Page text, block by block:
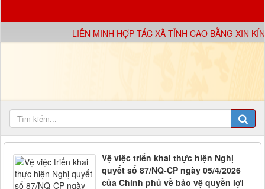
LIÊN MINH HỢP TÁC XÃ TỈNH CAO BẰNG XIN
Vệ việc triển khai thực hiện Nghị
quyết số 87/NQ-CP ngày 05/4/2026
của Chính phủ về bảo vệ quyền lợi